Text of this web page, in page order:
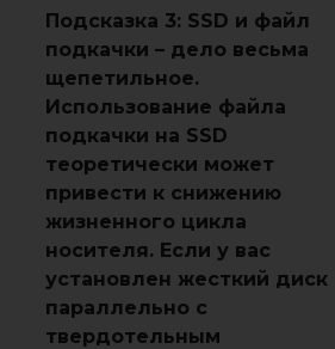
Подсказка 3: SSD и файл
подкачки – дело весьма
щепетильное.
Использование файла
подкачки на SSD
теоретически может
привести к снижению
жизненного цикла
носителя. Если у вас
установлен жесткий диск
параллельно с
твердотельным